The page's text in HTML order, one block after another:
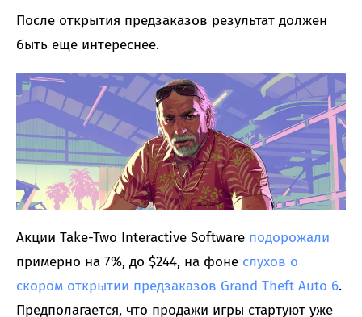
После открытия предзаказов результат должен
быть еще интереснее.
Акции Take-Two Interactive Software подорожали
примерно на 7%, до $244, на фоне слухов о
скором открытии предзаказов Grand Theft Auto 6.
Предполагается, что продажи игры стартуют уже